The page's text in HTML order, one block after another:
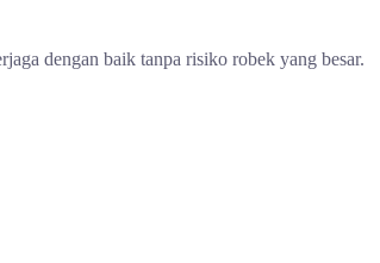
dengan baik tanpa risiko robek yang besar.